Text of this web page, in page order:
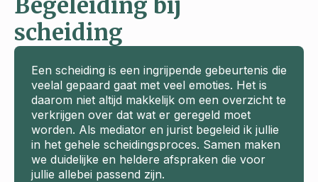
scheiding
Een scheiding is een ingrijpende gebeurtenis die
veelal gepaard gaat met veel emoties. Het is
daarom niet altijd makkelijk om een overzicht te
verkrijgen over dat wat er geregeld moet
worden. Als mediator en jurist begeleid ik jullie
in het gehele scheidingsproces. Samen maken
we duidelijke en heldere afspraken die voor
jullie allebei passend zijn.